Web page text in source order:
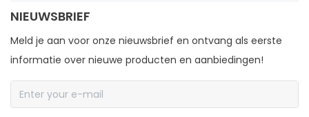
NIEUWSBRIEF
Meld je aan voor onze nieuwsbrief en ontvang als eerste
informatie over nieuwe producten en aanbiedingen!